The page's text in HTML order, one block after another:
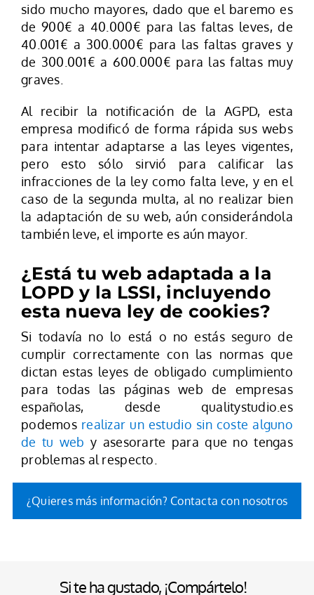
sido mucho mayores, dado que el baremo es
de 900€ a 40.000€ para las faltas leves, de
40.001€ a 300.000€ para las faltas graves y
de 300.001€ a 600.000€ para las faltas muy
graves.
Al recibir la notificación de la AGPD, esta
empresa modificó de forma rápida sus webs
para intentar adaptarse a las leyes vigentes,
pero esto sólo sirvió para calificar las
infracciones de la ley como falta leve, y en el
caso de la segunda multa, al no realizar bien
la adaptación de su web, aún considerándola
también leve, el importe es aún mayor.
¿Está tu web adaptada a la
LOPD y la LSSI, incluyendo
esta nueva ley de cookies?
Si todavía no lo está o no estás seguro de
cumplir correctamente con las normas que
dictan estas leyes de obligado cumplimiento
para todas las páginas web de empresas
españolas, desde qualitystudio.es
podemos realizar un estudio sin coste alguno
de tu web y asesorarte para que no tengas
problemas al respecto.
¿Quieres más información? Contacta con nosotros
Si te ha gustado, ¡Compártelo!